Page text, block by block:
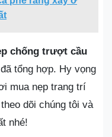
chống trượt cầu
đã tổng hợp. Hy vọng
mua nẹp trang trí
dõi chúng tôi và
nhé!